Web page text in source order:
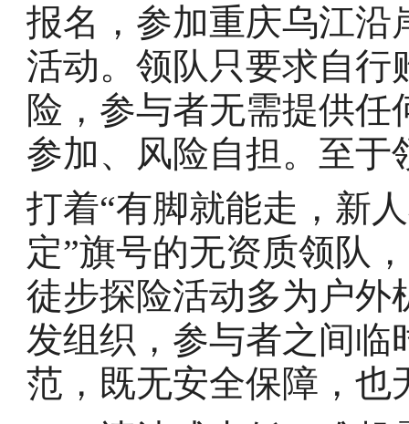
报名，参加重庆乌江沿
活动。领队只要求自行
险，参与者无需提供
参加、风险自担。至于
打着“有脚就能走，新
定”旗号的无资质领队
徒步探险活动多为户外
发组织，参与者之间临
范，既无安全保障，也